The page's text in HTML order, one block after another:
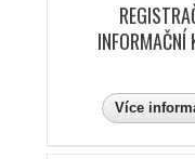
INFORMAČNÍ
Více